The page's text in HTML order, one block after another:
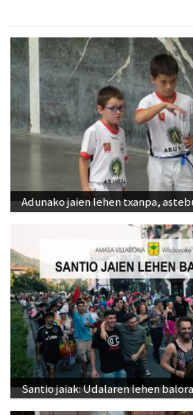
Adunako jaien lehen txanpa,
Santio jaiak: Udalaren lehen